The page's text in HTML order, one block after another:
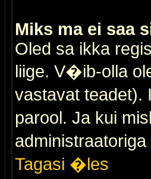
Miks ma ei saa
Oled sa ikka
liige. V�ib-olla
vastavat teadet).
parool. Ja kui
Tagasi �les